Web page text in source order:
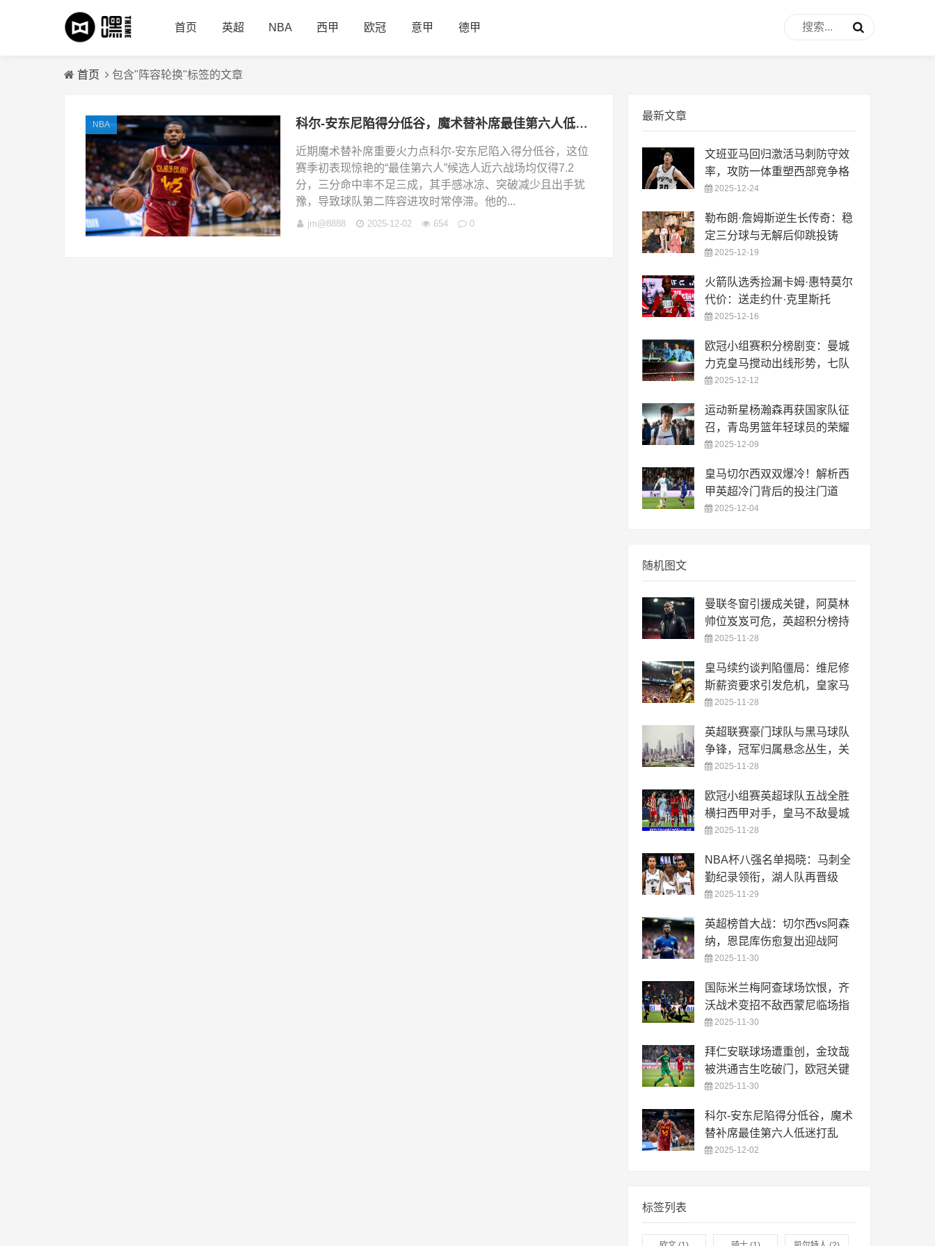
首页 英超 NBA 西甲 欧冠 意甲 德甲
首页 包含"阵容轮换"标签的文章
NBA 科尔-安东尼陷得分低谷，魔术替补席最佳第六人低迷打乱阵容轮换
近期魔术替补席重要火力点科尔-安东尼陷入得分低谷，这位
赛季初表现惊艳的“最佳第六人”候选人近六战场均仅得7.2
分，三分命中率不足三成，其手感冰凉、突破减少且出手犹
豫，导致球队第二阵容进攻时常停滞。他的...
jm@8888 2025-12-02 654 0
最新文章
文班亚马回归激活马刺防守效
率，攻防一体重塑西部竞争格
2025-12-24
勒布朗·詹姆斯逆生长传奇：稳
定三分球与无解后仰跳投铸
2025-12-19
火箭队选秀捡漏卡姆·惠特莫尔
代价：送走约什·克里斯托
2025-12-16
欧冠小组赛积分榜剧变：曼城
力克皇马搅动出线形势，七队
2025-12-12
运动新星杨瀚森再获国家队征
召，青岛男篮年轻球员的荣耀
2025-12-09
皇马切尔西双双爆冷！解析西
甲英超冷门背后的投注门道
2025-12-04
随机图文
曼联冬窗引援成关键，阿莫林
帅位岌岌可危，英超积分榜持
2025-11-28
皇马续约谈判陷僵局：维尼修
斯薪资要求引发危机，皇家马
2025-11-28
英超联赛豪门球队与黑马球队
争锋，冠军归属悬念丛生，关
2025-11-28
欧冠小组赛英超球队五战全胜
横扫西甲对手，皇马不敌曼城
2025-11-28
NBA杯八强名单揭晓：马刺全
勤纪录领衔，湖人队再晋级
2025-11-29
英超榜首大战：切尔西vs阿森
纳，恩昆库伤愈复出迎战阿
2025-11-30
国际米兰梅阿查球场饮恨，齐
沃战术变招不敌西蒙尼临场指
2025-11-30
拜仁安联球场遭重创，金玟哉
被洪通吉生吃破门，欧冠关键
2025-11-30
科尔-安东尼陷得分低谷，魔术
替补席最佳第六人低迷打乱
2025-12-02
标签列表